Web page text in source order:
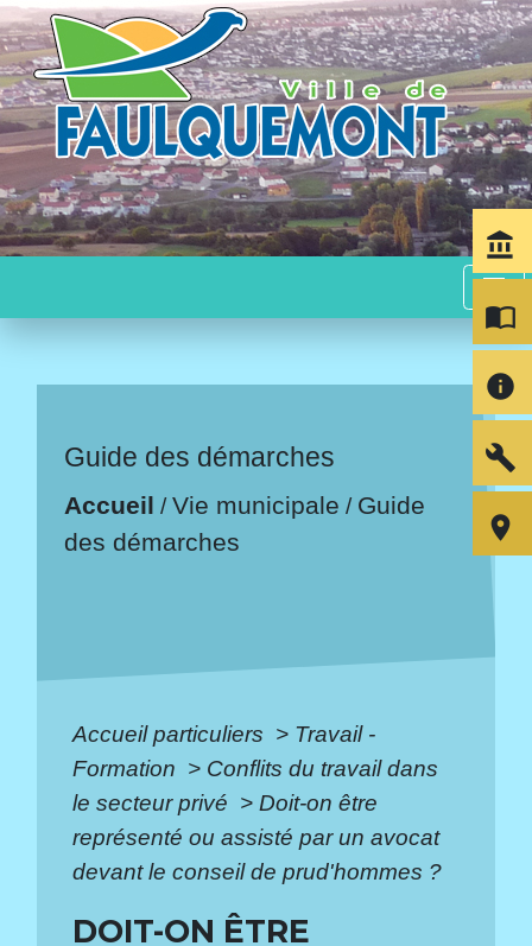
menu
Guide des démarches
Accueil /Vie municipale / Guide
des démarches
Accueil particuliers > Travail -
Formation > Conflits du travail dans
le secteur privé > Doit-on être
représenté ou assisté par un avocat
devant le conseil de prud'hommes ?
DOIT-ON ÊTRE
account_balance
import_contacts
info
build
room